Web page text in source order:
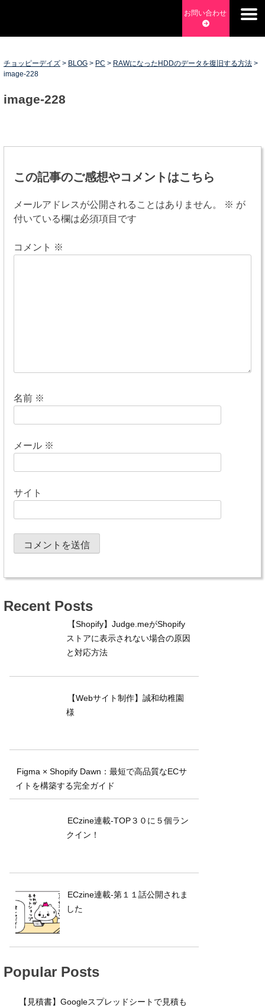
content
ムページ制作・Web開発・アプリ開発・コーチング チョッピ
ーデイズ ChoppyDays
お問い合わせ
チョッピーデイズ > BLOG > PC > RAWになったHDDのデータを復旧する方法 >
image-228
image-228
稿
ビ
ゲ
この記事のご感想やコメントはこちら
メールアドレスが公開されることはありません。 ※ が
付いている欄は必須項目です
コメント ※
名前 ※
メール ※
サイト
Recent Posts
【Shopify】Judge.meがShopify
ストアに表示されない場合の原因
と対応方法
【Webサイト制作】誠和幼稚園
様
Figma × Shopify Dawn：最短で高品質なECサ
イトを構築する完全ガイド
ECzine連載-TOP３０に５個ラン
クイン！
ECzine連載-第１１話公開されま
した
Popular Posts
【見積書】Googleスプレッドシートで見積も